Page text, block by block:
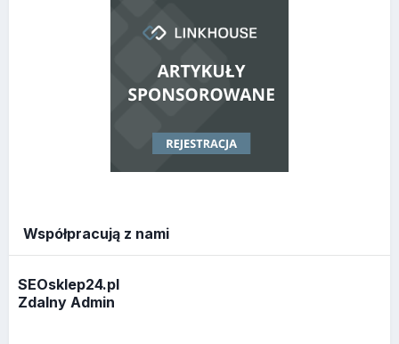
Współpracują z nami
SEOsklep24.pl
Zdalny Admin